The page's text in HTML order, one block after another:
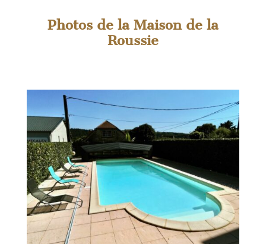
Photos de la Maison de la
Roussie